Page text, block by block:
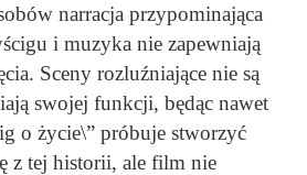
narracja przypominająca
i muzyka nie zapewniają
Sceny rozluźniające nie są
swojej funkcji, będąc nawet
o życie\” próbuje stworzyć
z tej historii, ale film nie